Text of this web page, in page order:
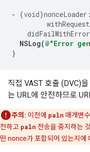
- (void)nonceLoader:
withRequest
didFailWithError
NSLog(@"Error
}
직접 VAST 호출 (DVC)
는 URL에 안전하므로
주의: 이전에 paln 매개변
전하고 paln 전송을 중지하는
떤 nonce가 포함되어 있는지에